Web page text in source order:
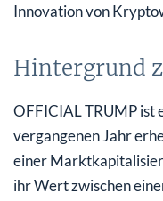
Innovation von
Hintergrund
OFFICIAL TRUMP ist
vergangenen Jahr
einer
ihr Wert zwischen